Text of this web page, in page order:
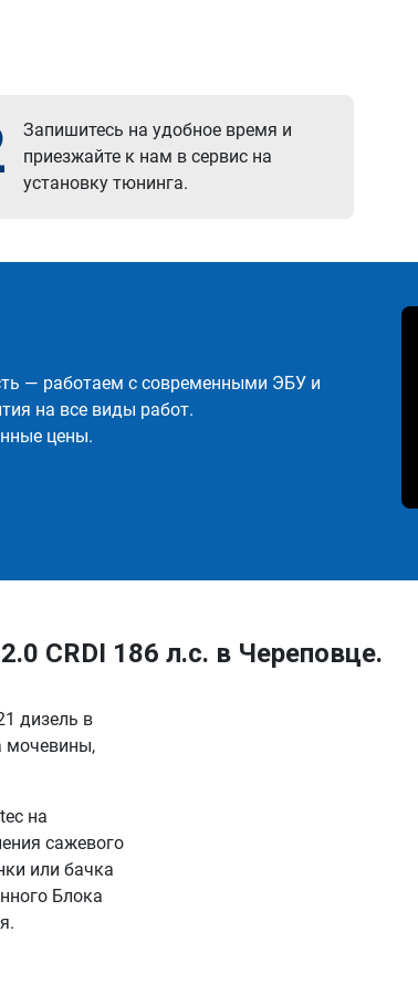
Запишитесь на удобное время и
приезжайте к нам в сервис на
установку тюнинга.
— работаем с современными ЭБУ и
на все виды работ.
цены.
CRDI 186 л.с. в Череповце.
дизель в
мочевины,
на
сажевого
или бачка
Блока